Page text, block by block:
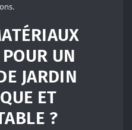
UN
JARDIN
ET
?